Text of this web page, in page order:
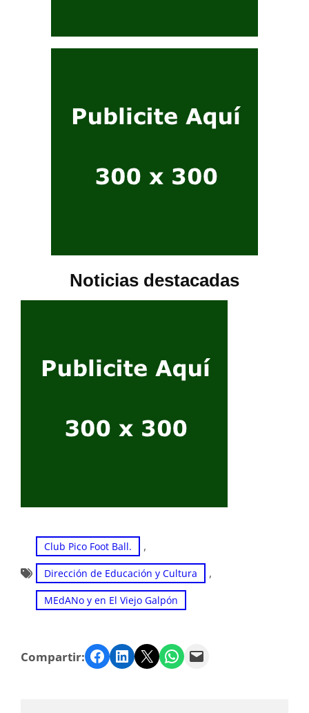
Noticias destacadas
Club Pico Foot Ball. ,
Dirección de Educación y Cultura ,
MEdANo y en El Viejo Galpón
Compartir: Facebook LinkedIn Twitter WhatsApp Email